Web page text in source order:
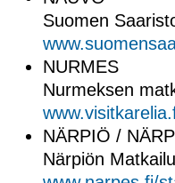
Suomen
NURMES
Nurmeksen
NÄRPIÖ /
Närpiön